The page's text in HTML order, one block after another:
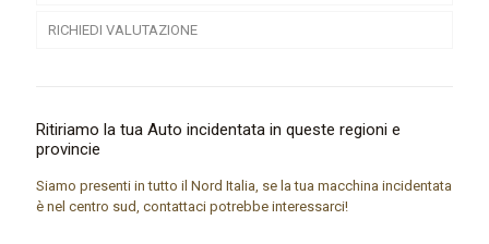
RICHIEDI VALUTAZIONE
Ritiriamo la tua Auto incidentata in queste regioni e
provincie
Siamo presenti in tutto il Nord Italia, se la tua macchina incidentata
è nel centro sud, contattaci potrebbe interessarci!